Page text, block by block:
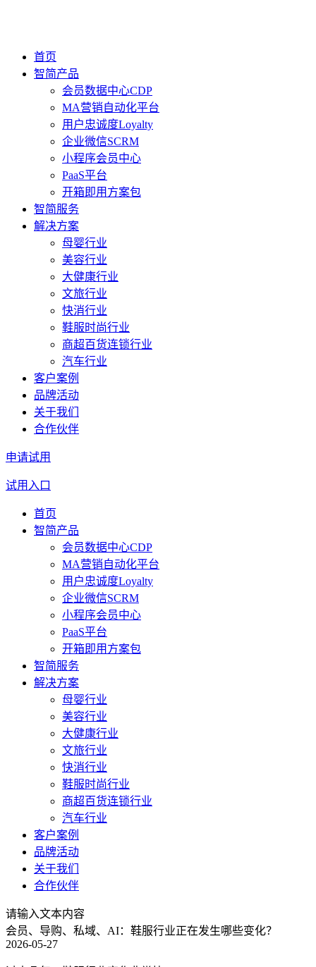
首页
智简产品
会员数据中心CDP
MA营销自动化平台
用户忠诚度Loyalty
企业微信SCRM
小程序会员中心
PaaS平台
开箱即用方案包
智简服务
解决方案
母婴行业
美容行业
大健康行业
文旅行业
快消行业
鞋服时尚行业
商超百货连锁行业
汽车行业
客户案例
品牌活动
关于我们
合作伙伴
申请试用
试用入口
首页
智简产品
会员数据中心CDP
MA营销自动化平台
用户忠诚度Loyalty
企业微信SCRM
小程序会员中心
PaaS平台
开箱即用方案包
智简服务
解决方案
母婴行业
美容行业
大健康行业
文旅行业
快消行业
鞋服时尚行业
商超百货连锁行业
汽车行业
客户案例
品牌活动
关于我们
合作伙伴
请输入文本内容
会员、导购、私域、AI：鞋服行业正在发生哪些变化？
2026-05-27